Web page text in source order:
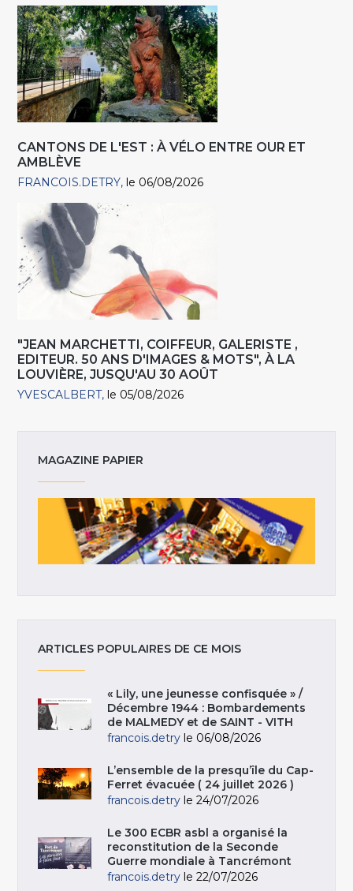
CANTONS DE L'EST : À VÉLO ENTRE OUR ET
AMBLÈVE
FRANCOIS.DETRY le 06/08/2026
"JEAN MARCHETTI, COIFFEUR, GALERISTE ,
EDITEUR. 50 ANS D'IMAGES & MOTS", À LA
LOUVIÈRE, JUSQU'AU 30 AOÛT
YVESCALBERT le 05/08/2026
MAGAZINE PAPIER
ARTICLES POPULAIRES DE CE MOIS
« Lily, une jeunesse confisquée » /
Décembre 1944 : Bombardements
de MALMEDY et de SAINT - VITH
francois.detry le 06/08/2026
L’ensemble de la presqu’île du Cap-
Ferret évacuée ( 24 juillet 2026 )
francois.detry le 24/07/2026
Le 300 ECBR asbl a organisé la
reconstitution de la Seconde
Guerre mondiale à Tancrémont
francois.detry le 22/07/2026